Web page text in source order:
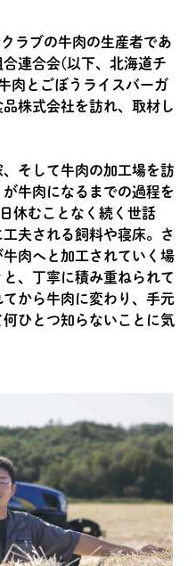
ラブの牛肉の生産者であ
連合会(以下、北海道チ
肉とごぼうライスバーガ
株式会社を訪れ、取材し
そして牛肉の加工場を訪
牛肉になるまでの過程を
休むことなく続く世話
夫される飼料や寝床。さ
肉へと加工されていく場
、丁寧に積み重ねられて
から牛肉に変わり、手元
ひとつ知らないことに気